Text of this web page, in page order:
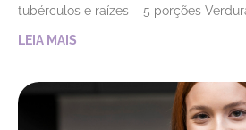
tubérculos e raízes – 5 porções
LEIA MAIS